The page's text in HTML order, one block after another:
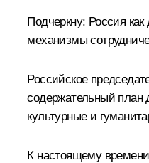
Подчеркну: Россия
механизмы
Российское
содержательный план
культурные и
К настоящему